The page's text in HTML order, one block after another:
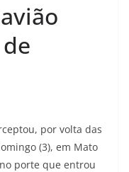
por volta das
(3), em Mato
porte que entrou